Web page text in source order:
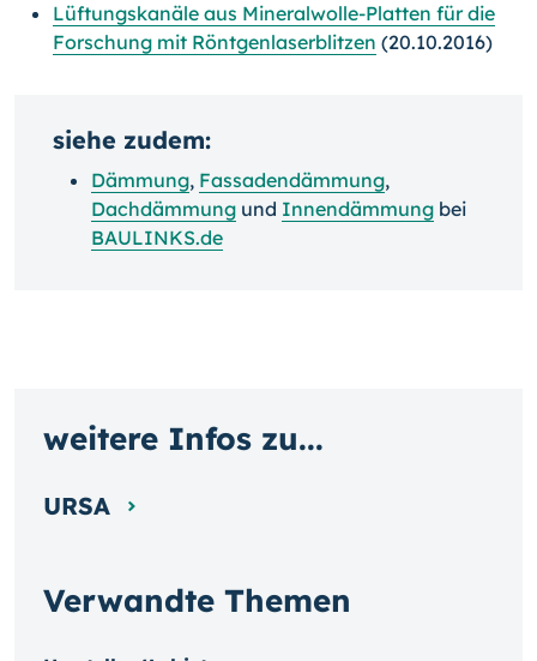
Lüftungskanäle aus Mineralwolle-Platten für die
Forschung mit Röntgenlaserblitzen (20.10.2016)
siehe zudem:
Dämmung, Fassadendämmung,
Dachdämmung und Innendämmung bei
BAULINKS.de
Verwandte Themen
weitere Infos zu...
URSA